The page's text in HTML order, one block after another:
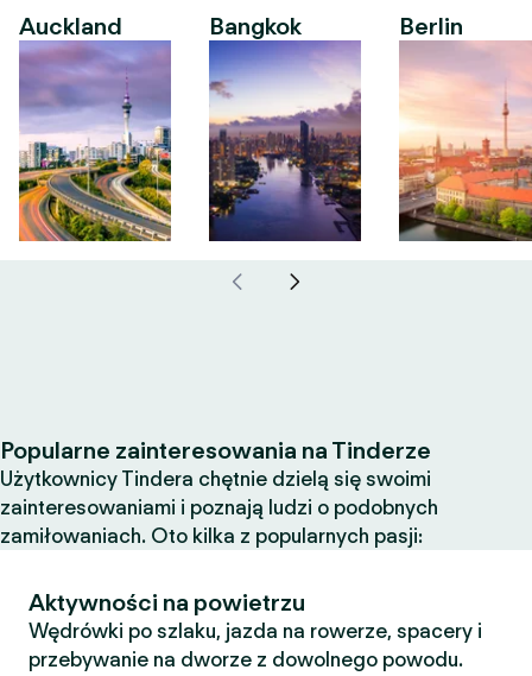
Auckland Bangkok Berlin
Popularne zainteresowania na Tinderze
Użytkownicy Tindera chętnie dzielą się swoimi
zainteresowaniami i poznają ludzi o podobnych
zamiłowaniach. Oto kilka z popularnych pasji:
Aktywności na powietrzu
Wędrówki po szlaku, jazda na rowerze, spacery i
przebywanie na dworze z dowolnego powodu.